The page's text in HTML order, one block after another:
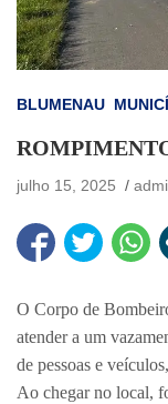
BLUMENAU
julho 15, 2025
O Corpo de
atender a um
de pessoas e
Ao chegar no local,